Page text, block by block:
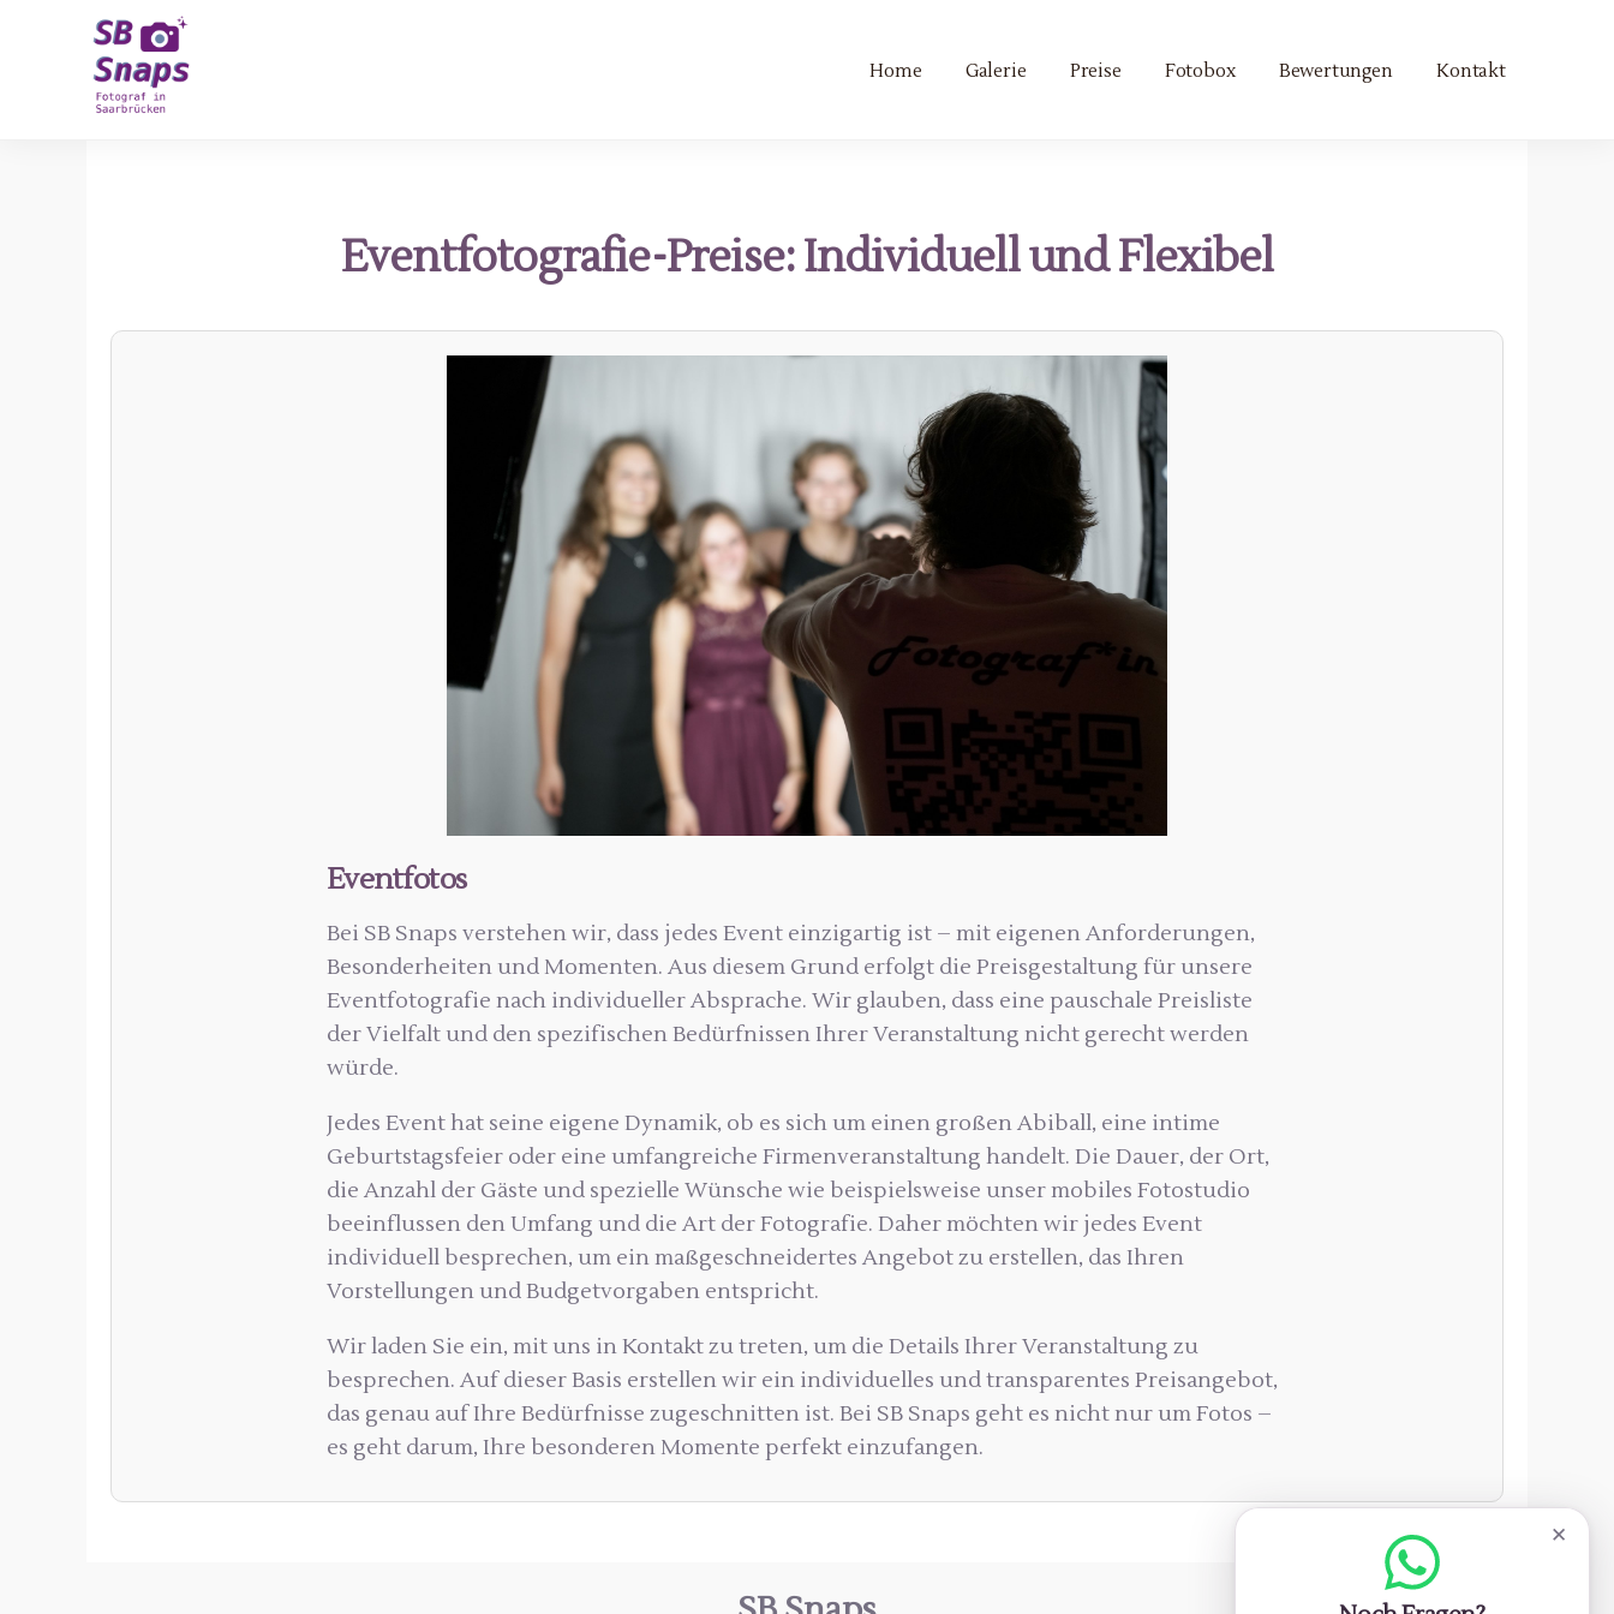
Home Galerie Preise Fotobox Bewertungen Kontakt
Eventfotografie-Preise: Individuell und Flexibel
Eventfotos
Bei SB Snaps verstehen wir, dass jedes Event einzigartig ist – mit eigenen Anforderungen,
Besonderheiten und Momenten. Aus diesem Grund erfolgt die Preisgestaltung für unsere
Eventfotografie nach individueller Absprache. Wir glauben, dass eine pauschale Preisliste
der Vielfalt und den spezifischen Bedürfnissen Ihrer Veranstaltung nicht gerecht werden
würde.
Jedes Event hat seine eigene Dynamik, ob es sich um einen großen Abiball, eine intime
Geburtstagsfeier oder eine umfangreiche Firmenveranstaltung handelt. Die Dauer, der Ort,
die Anzahl der Gäste und spezielle Wünsche wie beispielsweise unser mobiles Fotostudio
beeinflussen den Umfang und die Art der Fotografie. Daher möchten wir jedes Event
individuell besprechen, um ein maßgeschneidertes Angebot zu erstellen, das Ihren
Vorstellungen und Budgetvorgaben entspricht.
Wir laden Sie ein, mit uns in Kontakt zu treten, um die Details Ihrer Veranstaltung zu
besprechen. Auf dieser Basis erstellen wir ein individuelles und transparentes Preisangebot,
das genau auf Ihre Bedürfnisse zugeschnitten ist. Bei SB Snaps geht es nicht nur um Fotos –
es geht darum, Ihre besonderen Momente perfekt einzufangen.
✕